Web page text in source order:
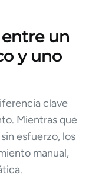
entre un
y uno
clave
Mientras que
esfuerzo, los
manual,